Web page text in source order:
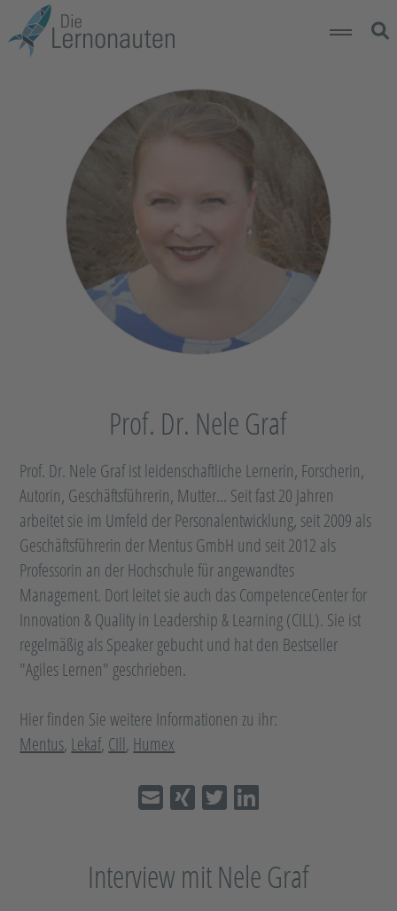
Über die Lernonauten
Lernplaneten
Lernsterne
Kontakt
Prof. Dr. Nele Graf
Prof. Dr. Nele Graf ist leidenschaftliche Lernerin, Forscherin,
Autorin, Geschäftsführerin, Mutter... Seit fast 20 Jahren
arbeitet sie im Umfeld der Personalentwicklung, seit 2009 als
Geschäftsführerin der Mentus GmbH und seit 2012 als
Professorin an der Hochschule für angewandtes
Management. Dort leitet sie auch das CompetenceCenter for
Innovation & Quality in Leadership & Learning (CILL). Sie ist
regelmäßig als Speaker gebucht und hat den Bestseller
"Agiles Lernen" geschrieben.
Hier finden Sie weitere Informationen zu ihr:
Mentus, Lekaf, CIll, Humex
Interview mit Nele Graf